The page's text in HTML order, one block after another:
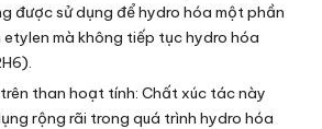
được sử dụng để hydro hóa một phần
mà không tiếp tục hydro hóa
than hoạt tính: Chất xúc tác này
rộng rãi trong quá trình hydro hóa